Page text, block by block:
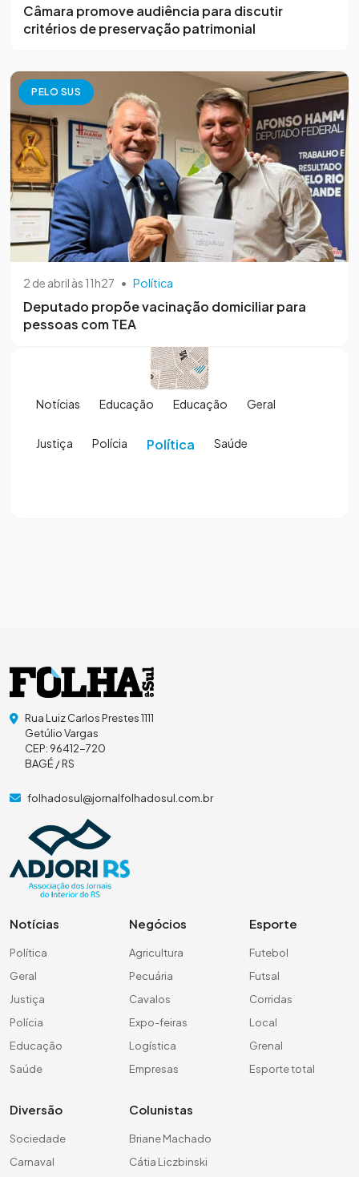
Câmara promove audiência para discutir
critérios de preservação patrimonial
PELO SUS
2 de abril às 11h27 • Política
Deputado propõe vacinação domiciliar para
pessoas com TEA
Notícias Educação Educação Geral
Justiça Polícia Política Saúde
Rua Luiz Carlos Prestes 1111
Getúlio Vargas
CEP: 96412-720
BAGÉ / RS
folhadosul@jornalfolhadosul.com.br
Notícias
Política
Geral
Justiça
Polícia
Educação
Saúde
Negócios
Agricultura
Pecuária
Cavalos
Expo-feiras
Logística
Empresas
Esporte
Futebol
Futsal
Corridas
Local
Grenal
Esporte total
Diversão
Sociedade
Carnaval
Colunistas
Briane Machado
Cátia Liczbinski